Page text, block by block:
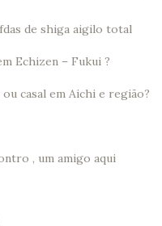
de shiga aigilo total
Echizen – Fukui ?
casal em Aichi e região?
, um amigo aqui